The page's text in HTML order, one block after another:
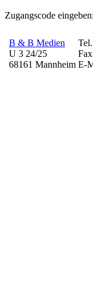
Zugangscode
B & B Medien
U 3 24/25
68161 Mannheim E-